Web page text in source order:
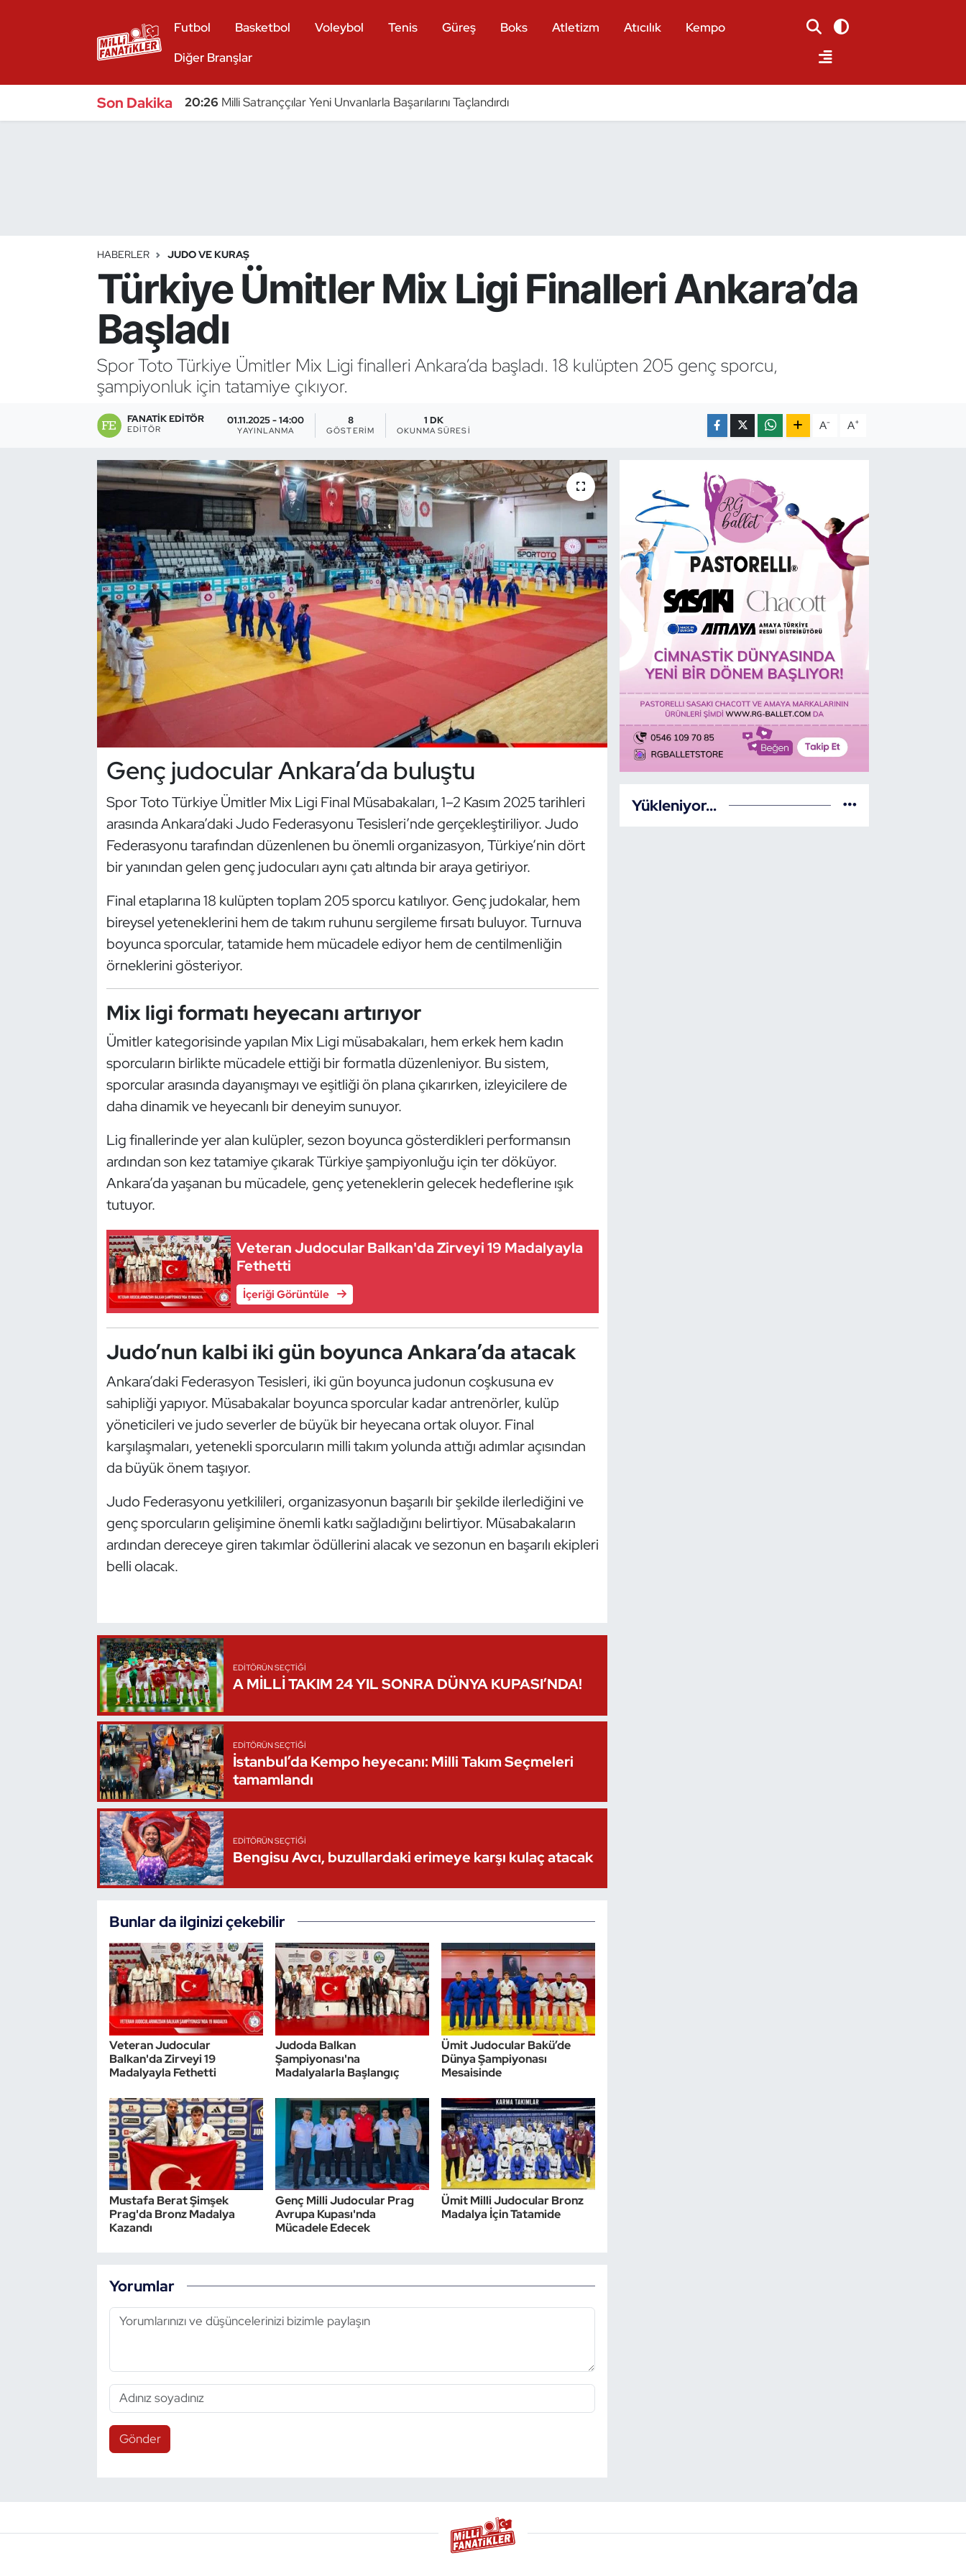
Futbol Basketbol Voleybol Tenis Güreş Boks Atletizm Atıcılık
Kempo
Diğer Branşlar
Son Dakika 20:26 Milli Satranççılar Yeni Unvanlarla Başarılarını Taçlandırdı
HABERLER JUDO VE KURAŞ
Türkiye Ümitler Mix Ligi Finalleri Ankara’da
Başladı
Spor Toto Türkiye Ümitler Mix Ligi finalleri Ankara’da başladı. 18 kulüpten 205 genç sporcu,
şampiyonluk için tatamiye çıkıyor.
FANATIK EDITÖR
EDITÖR
01.11.2025 - 14:00
YAYINLANMA
8
GÖSTERIM
1 DK
OKUNMA SÜRESI A- A+
Genç judocular Ankara’da buluştu
Spor Toto Türkiye Ümitler Mix Ligi Final Müsabakaları, 1–2 Kasım 2025 tarihleri
arasında Ankara’daki Judo Federasyonu Tesisleri’nde gerçekleştiriliyor. Judo
Federasyonu tarafından düzenlenen bu önemli organizasyon, Türkiye’nin dört
bir yanından gelen genç judocuları aynı çatı altında bir araya getiriyor.
Final etaplarına 18 kulüpten toplam 205 sporcu katılıyor. Genç judokalar, hem
bireysel yeteneklerini hem de takım ruhunu sergileme fırsatı buluyor. Turnuva
boyunca sporcular, tatamide hem mücadele ediyor hem de centilmenliğin
örneklerini gösteriyor.
Mix ligi formatı heyecanı artırıyor
Ümitler kategorisinde yapılan Mix Ligi müsabakaları, hem erkek hem kadın
sporcuların birlikte mücadele ettiği bir formatla düzenleniyor. Bu sistem,
sporcular arasında dayanışmayı ve eşitliği ön plana çıkarırken, izleyicilere de
daha dinamik ve heyecanlı bir deneyim sunuyor.
Lig finallerinde yer alan kulüpler, sezon boyunca gösterdikleri performansın
ardından son kez tatamiye çıkarak Türkiye şampiyonluğu için ter döküyor.
Ankara’da yaşanan bu mücadele, genç yeteneklerin gelecek hedeflerine ışık
tutuyor.
Veteran Judocular Balkan'da Zirveyi 19 Madalyayla
Fethetti
İçeriği Görüntüle
Judo’nun kalbi iki gün boyunca Ankara’da atacak
Ankara’daki Federasyon Tesisleri, iki gün boyunca judonun coşkusuna ev
sahipliği yapıyor. Müsabakalar boyunca sporcular kadar antrenörler, kulüp
yöneticileri ve judo severler de büyük bir heyecana ortak oluyor. Final
karşılaşmaları, yetenekli sporcuların milli takım yolunda attığı adımlar açısından
da büyük önem taşıyor.
Judo Federasyonu yetkilileri, organizasyonun başarılı bir şekilde ilerlediğini ve
genç sporcuların gelişimine önemli katkı sağladığını belirtiyor. Müsabakaların
ardından dereceye giren takımlar ödüllerini alacak ve sezonun en başarılı ekipleri
belli olacak.
EDITÖRÜN SEÇTIĞI
A MİLLİ TAKIM 24 YIL SONRA DÜNYA KUPASI’NDA!
EDITÖRÜN SEÇTIĞI
İstanbul’da Kempo heyecanı: Milli Takım Seçmeleri
tamamlandı
EDITÖRÜN SEÇTIĞI
Bengisu Avcı, buzullardaki erimeye karşı kulaç atacak
Bunlar da ilginizi çekebilir
Veteran Judocular
Balkan'da Zirveyi 19
Madalyayla Fethetti
Judoda Balkan
Şampiyonası'na
Madalyalarla Başlangıç
Ümit Judocular Bakü’de
Dünya Şampiyonası
Mesaisinde
Mustafa Berat Şimşek
Prag'da Bronz Madalya
Kazandı
Genç Milli Judocular Prag
Avrupa Kupası'nda
Mücadele Edecek
Ümit Milli Judocular Bronz
Madalya İçin Tatamide
Yorumlar
Gönder
Yükleniyor...
Bocce Bowling Dart
Buz Hokeyi
Buz Pateni
Çim Hokeyi
Cimnastik
Dans Sporları
Dövüş Sanatı
Hava Sporları
Kano ve Rafting
Modern Pentatlon
Özel Sporcular
Paralimpik
Sualtı Sporları
Tekvando
Vücut Geliştirme Fitness
Wushu Kungfu